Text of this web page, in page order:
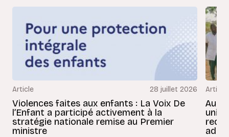
Article 28 juillet 2026
Violences faites aux enfants : La Voix De
l’Enfant a participé activement à la
stratégie nationale remise au Premier
ministre
Article
Au